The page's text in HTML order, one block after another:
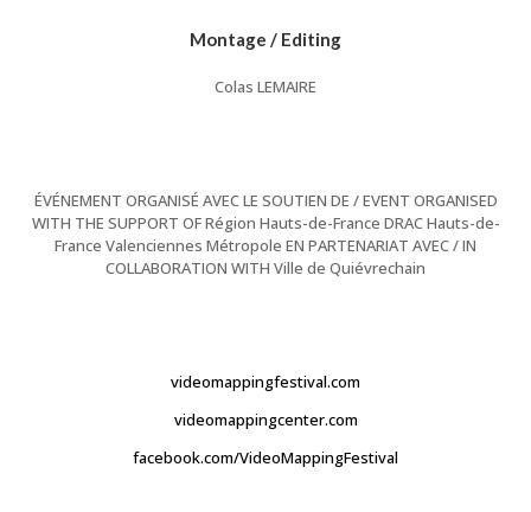
Montage / Editing
Colas LEMAIRE
ÉVÉNEMENT ORGANISÉ AVEC LE SOUTIEN DE / EVENT ORGANISED
WITH THE SUPPORT OF Région Hauts-de-France DRAC Hauts-de-
France Valenciennes Métropole EN PARTENARIAT AVEC / IN
COLLABORATION WITH Ville de Quiévrechain
videomappingfestival.com
videomappingcenter.com
facebook.com/VideoMappingFestival